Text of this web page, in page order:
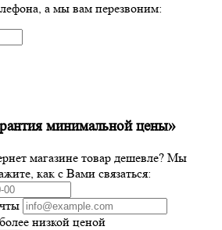
а мы вам перезвоним:
минимальной цены»
магазине товар дешевле? Мы
как с Вами связаться:
низкой ценой